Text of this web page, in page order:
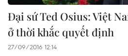
Đại sứ Ted Osius: Việt
ở thời khắc quyết định
27/09/2016 12:14